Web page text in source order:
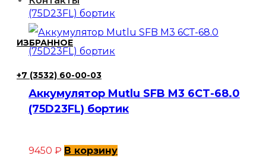
ИЗБРАННОЕ
+7 (3532) 60-00-03
Аккумулятор Mutlu SFB M3 6СТ-68.0
(75D23FL) бортик
9450 ₽ В корзину